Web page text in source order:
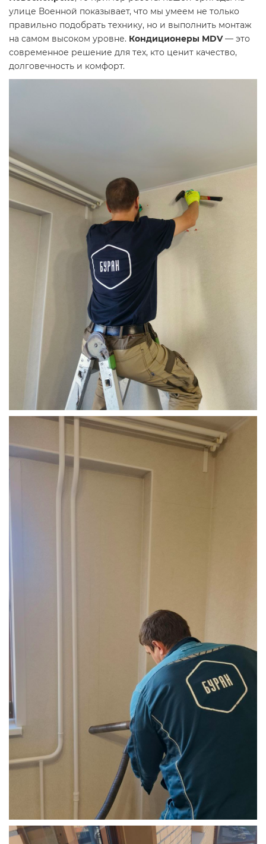
улице Военной показывает, что мы умеем не только
правильно подобрать технику, но и выполнить монтаж
на самом высоком уровне. Кондиционеры MDV— это
современное решение для тех, кто ценит качество,
долговечность и комфорт.